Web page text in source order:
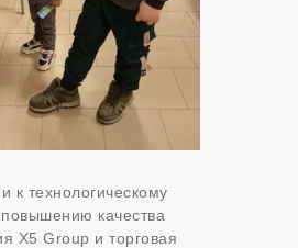
к технологическому
качества
X5 Group и торговая